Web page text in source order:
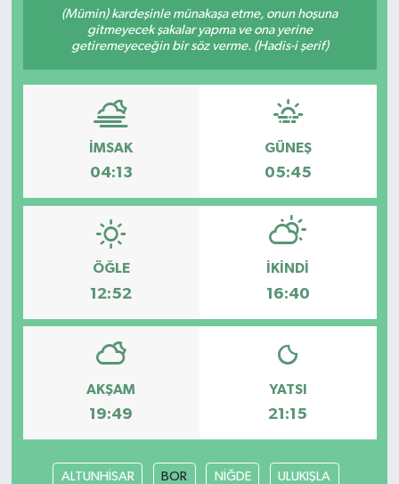
(Mümin) kardeşinle münakaşa etme, onun hoşuna
gitmeyecek şakalar yapma ve ona yerine
getiremeyeceğin bir söz verme. (Hadis-i şerif)
İMSAK
04:13
GÜNEŞ
05:45
ÖĞLE
12:52
İKINDI
16:40
AKŞAM
19:49
YATSI
21:15
ALTUNHİSAR BOR NİĞDE ULUKIŞLA